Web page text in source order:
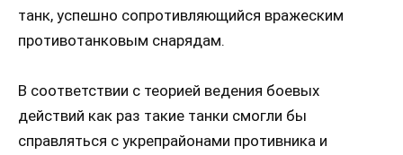
танк, успешно сопротивляющийся вражеским
противотанковым снарядам.
В соответствии с теорией ведения боевых
действий как раз такие танки смогли бы
справляться с укрепрайонами противника и